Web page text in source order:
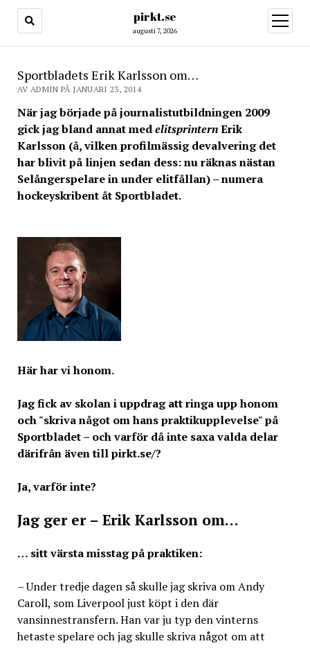
pirkt.se
augusti 7, 2026
öppna
meny
Sportbladets Erik Karlsson om…
AV ADMIN PÅ JANUARI 23, 2014
När jag började på journalistutbildningen 2009
gick jag bland annat medelitsprinternErik
Karlsson (å, vilken profilmässig devalvering det
har blivit på linjen sedan dess: nu räknas nästan
Selångerspelare in under elitfållan) – numera
hockeyskribent åt Sportbladet.
Här har vi honom.
Jag fick av skolan i uppdrag att ringa upp honom
och "skriva något om hans praktikupplevelse" på
Sportbladet – och varför då inte saxa valda delar
därifrån även till pirkt.se/?
Ja, varför inte?
Jag ger er – Erik Karlsson om…
… sitt värsta misstag på praktiken:
– Under tredje dagen så skulle jag skriva om Andy
Caroll, som Liverpool just köpt i den där
vansinnestransfern. Han var ju typ den vinterns
hetaste spelare och jag skulle skriva något om att